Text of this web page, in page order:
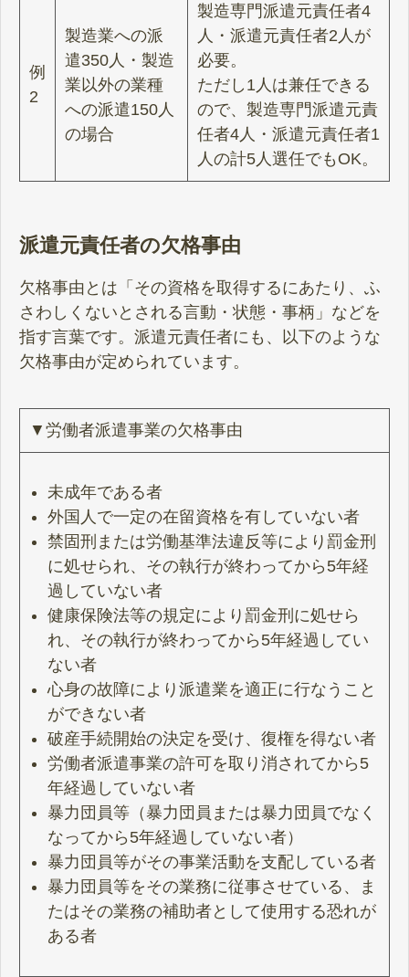
例
2
製造業への派
遣350人・製造
業以外の業種
への派遣150人
の場合
製造専門派遣元責任者4
人・派遣元責任者2人が
必要。
ただし1人は兼任できる
ので、製造専門派遣元責
任者4人・派遣元責任者1
人の計5人選任でもOK。
派遣元責任者の欠格事由
欠格事由とは「その資格を取得するにあたり、ふ
さわしくないとされる言動・状態・事柄」などを
指す言葉です。派遣元責任者にも、以下のような
欠格事由が定められています。
▼労働者派遣事業の欠格事由
未成年である者
外国人で一定の在留資格を有していない者
禁固刑または労働基準法違反等により罰金刑
に処せられ、その執行が終わってから5年経
過していない者
健康保険法等の規定により罰金刑に処せら
れ、その執行が終わってから5年経過してい
ない者
心身の故障により派遣業を適正に行なうこと
ができない者
破産手続開始の決定を受け、復権を得ない者
労働者派遣事業の許可を取り消されてから5
年経過していない者
暴力団員等（暴力団員または暴力団員でなく
なってから5年経過していない者）
暴力団員等がその事業活動を支配している者
暴力団員等をその業務に従事させている、ま
たはその業務の補助者として使用する恐れが
ある者